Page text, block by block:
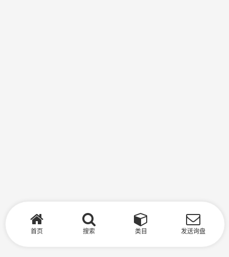
首页 搜索 类目 发送询盘